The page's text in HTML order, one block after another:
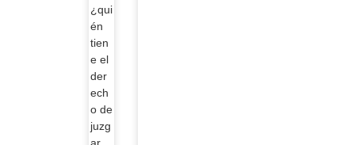
¿qui
én
tien
e el
der
ech
o de
juzg